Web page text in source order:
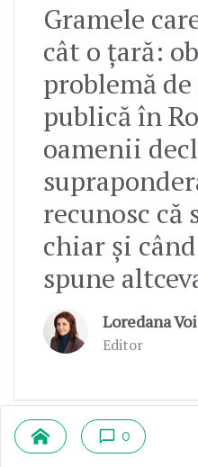
Gramele
cât o țară:
problemă
publică în
oamenii
recunosc că
chiar și
spune
Loredana
Editor
0